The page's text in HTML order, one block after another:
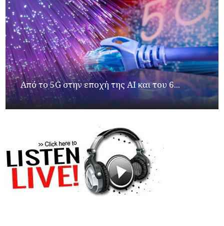
Από το 5G στην εποχή της AI και του 6...